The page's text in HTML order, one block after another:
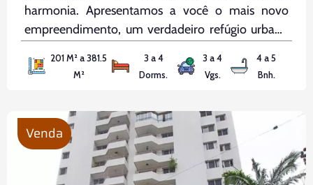
harmonia. Apresentamos a você o mais novo
empreendimento, um verdadeiro refúgio urbano
Localizado em uma área privilegiada, nosso
empreendimento oferece unidades a partir de
201 M² a 381.5
M²
3 a 4
Dorms.
3 a 4
Vgs.
4 a 5
Bnh.
Venda